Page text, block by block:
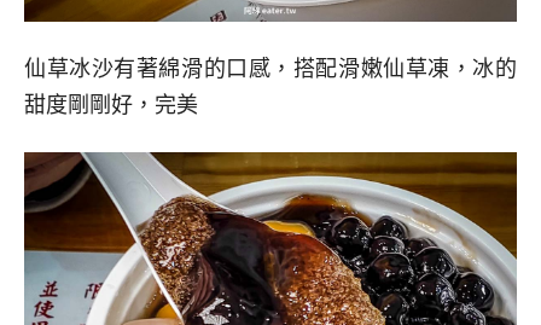
仙草冰沙有著綿滑的口感，搭配滑嫩仙草凍，冰的
甜度剛剛好，完美